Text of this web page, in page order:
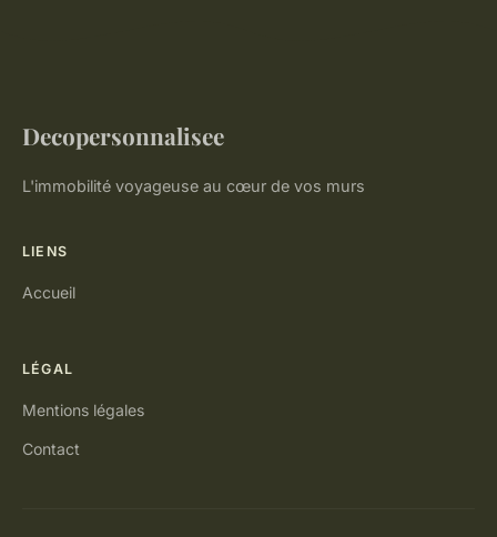
Decopersonnalisee
L'immobilité voyageuse au cœur de vos murs
LIENS
Accueil
LÉGAL
Mentions légales
Contact